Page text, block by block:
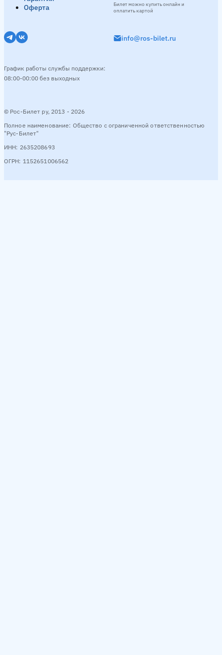
Оферта
© Рос-Билет ру, 2013 - 2026
Полное наименование: Общество с ограниченной ответственностью
"Рус-Билет"
ИНН: 2635208693
ОГРН: 1152651006562
info@ros-bilet.ru
График работы службы поддержки:
08:00-00:00 без выходных
Билет можно купить онлайн и
оплатить картой